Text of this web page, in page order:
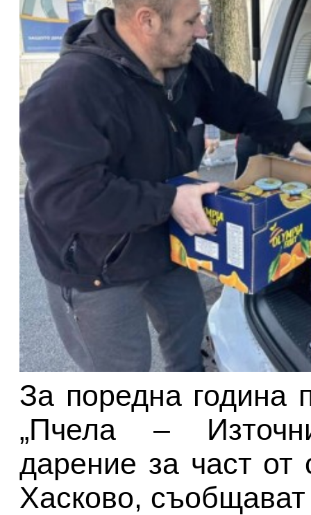
За поредна година
„Пчела –
дарение за част от
Хасково,